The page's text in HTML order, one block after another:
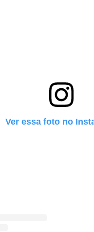
Ver essa foto no